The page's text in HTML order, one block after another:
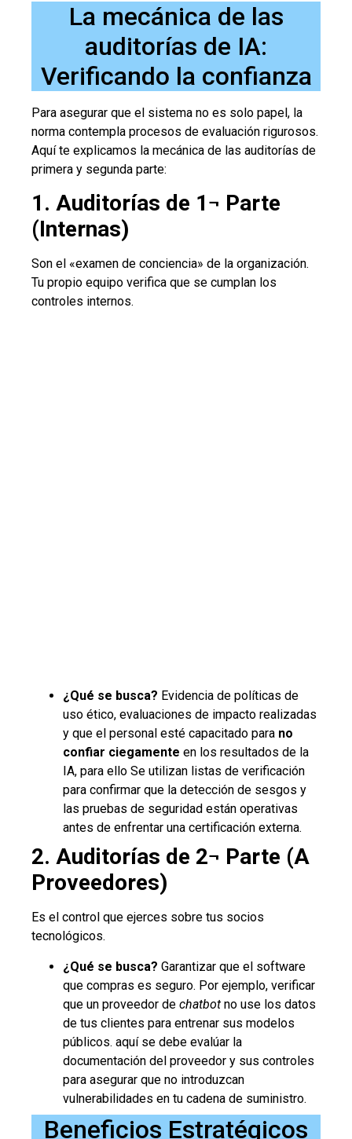
La mecánica de las
auditorías de IA:
Verificando la confianza
Para asegurar que el sistema no es solo papel, la
norma contempla procesos de evaluación rigurosos.
Aquí te explicamos la mecánica de las auditorías de
primera y segunda parte:
1. Auditorías de 1¬ Parte
(Internas)
Son el «examen de conciencia» de la organización.
Tu propio equipo verifica que se cumplan los
controles internos.
¿Qué se busca? Evidencia de políticas de
uso ético, evaluaciones de impacto realizadas
y que el personal esté capacitado para no
confiar ciegamente en los resultados de la
IA, para ello Se utilizan listas de verificación
para confirmar que la detección de sesgos y
las pruebas de seguridad están operativas
antes de enfrentar una certificación externa.
2. Auditorías de 2¬ Parte (A
Proveedores)
Es el control que ejerces sobre tus socios
tecnológicos.
¿Qué se busca? Garantizar que el software
que compras es seguro. Por ejemplo, verificar
que un proveedor de chatbot no use los datos
de tus clientes para entrenar sus modelos
públicos. aquí se debe evalúar la
documentación del proveedor y sus controles
para asegurar que no introduzcan
vulnerabilidades en tu cadena de suministro.
Beneficios Estratégicos